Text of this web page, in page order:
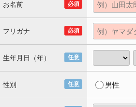
必須
お名前
必須
フリガナ
任意
生年月日（年）
任意
性別 男性